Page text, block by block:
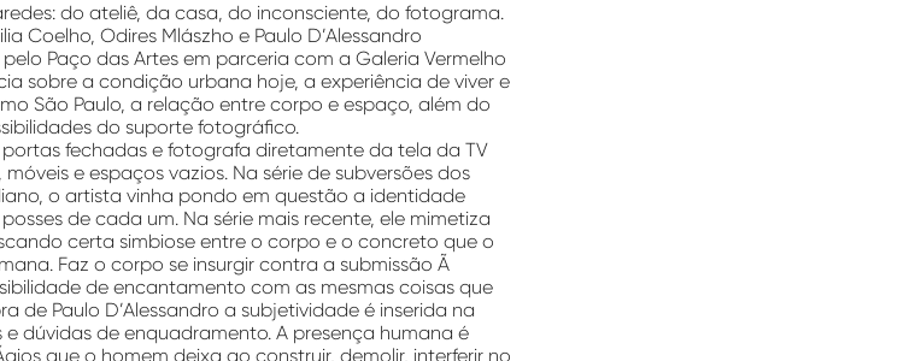
do ateliê, da casa, do inconsciente, do fotograma.
Coelho, Odires Mlászho e Paulo D’Alessandro
Paço das Artes em parceria com a Galeria Vermelho
sobre a condição urbana hoje, a experiência de viver e
São Paulo, a relação entre corpo e espaço, além do
do suporte fotográfico.
fechadas e fotografa diretamente da tela da TV
e espaços vazios. Na série de subversões dos
o artista vinha pondo em questão a identidade
de cada um. Na série mais recente, ele mimetiza
certa simbiose entre o corpo e o concreto que o
Faz o corpo se insurgir contra a submissão Ã
de encantamento com as mesmas coisas que
de Paulo D’Alessandro a subjetividade é inserida na
dúvidas de enquadramento. A presença humana é
que o homem deixa ao construir, demolir, interferir no